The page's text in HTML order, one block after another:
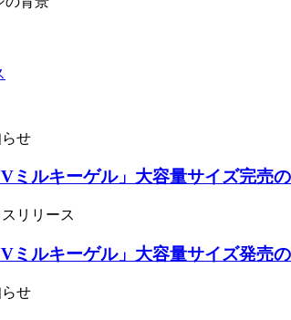
せ
ミルキーゲル」大容量サイズ完売
リリース
ミルキーゲル」大容量サイズ発売
せ